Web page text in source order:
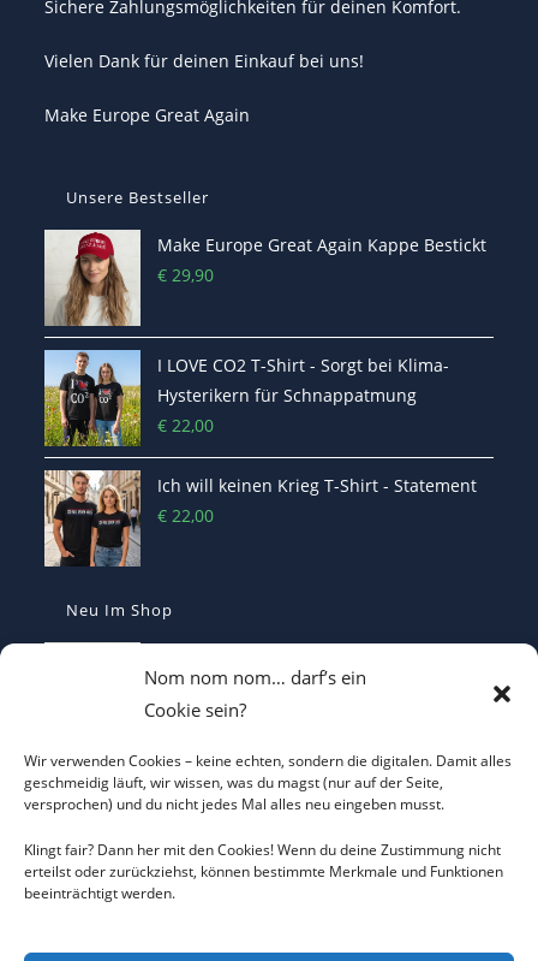
Nom nom nom… darf’s ein
Cookie sein?
Wir verwenden Cookies – keine echten, sondern die digitalen. Damit alles
geschmeidig läuft, wir wissen, was du magst (nur auf der Seite,
versprochen) und du nicht jedes Mal alles neu eingeben musst.
Klingt fair? Dann her mit den Cookies! Wenn du deine Zustimmung nicht
erteilst oder zurückziehst, können bestimmte Merkmale und Funktionen
beeinträchtigt werden.
Sichere Zahlungsmöglichkeiten für deinen Komfort.
Vielen Dank für deinen Einkauf bei uns!
Make Europe Great Again
Unsere Bestseller
Make Europe Great Again Kappe Bestickt
€ 29,90
I LOVE CO2 T-Shirt - Sorgt bei Klima-
Hysterikern für Schnappatmung
€ 22,00
Ich will keinen Krieg T-Shirt - Statement
€ 22,00
Neu Im Shop
€29,90
I LOVE CO2 T-Shirt - Sorgt bei Klima-
Hysterikern für Schnappatmung
Casquette Je Suis Marine – Trucker Cap